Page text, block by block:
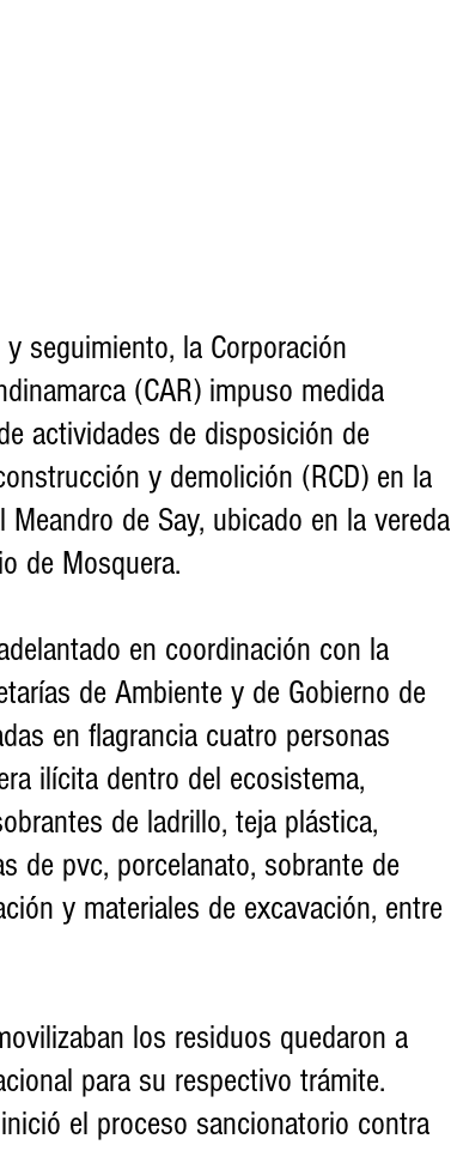
seguimiento, la Corporación
(CAR) impuso medida
actividades de disposición de
y demolición (RCD) en la
de Say, ubicado en la vereda
de Mosquera.
en coordinación con la
de Ambiente y de Gobierno de
en flagrancia cuatro personas
ilícita dentro del ecosistema,
de ladrillo, teja plástica,
de pvc, porcelanato, sobrante de
y materiales de excavación, entre
los residuos quedaron a
para su respectivo trámite.
el proceso sancionatorio contra